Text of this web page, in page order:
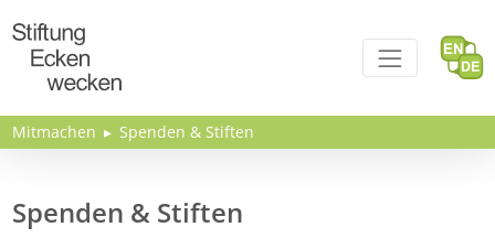
Mitmachen Spenden & Stiften
Spenden & Stiften